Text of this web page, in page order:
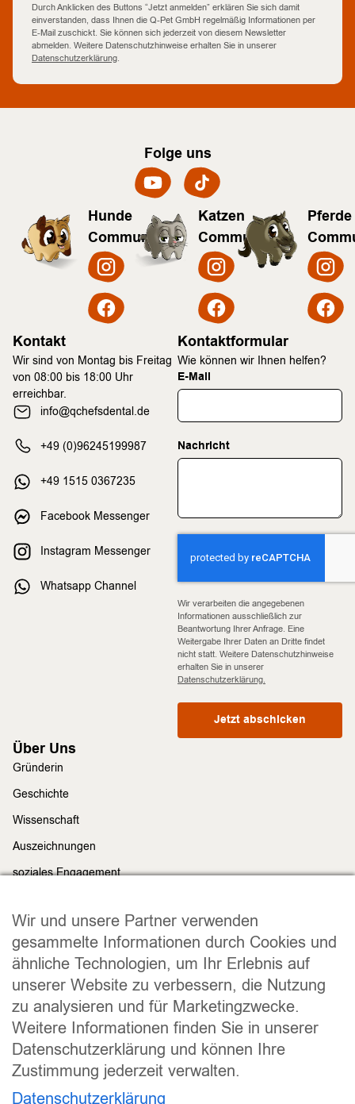
Durch Anklicken des Buttons “Jetzt anmelden” erklären Sie sich damit
einverstanden, dass Ihnen die Q-Pet GmbH regelmäßig Informationen per
E-Mail zuschickt. Sie können sich jederzeit von diesem Newsletter
abmelden. Weitere Datenschutzhinweise erhalten Sie in unserer
Datenschutzerklärung.
Folge uns
Hunde
Community
Katzen
Community
Pferde
Kontakt
Wir sind von Montag bis Freitag
von 08:00 bis 18:00 Uhr
erreichbar.
info@qchefsdental.de
+49 (0)96245199987
+49 1515 0367235
Facebook Messenger
Instagram Messenger
Whatsapp Channel
Kontaktformular
Wie können wir Ihnen helfen?
E-Mail
Nachricht
Wir verarbeiten die angegebenen
Informationen ausschließlich zur
Beantwortung Ihrer Anfrage. Eine
Weitergabe Ihrer Daten an Dritte findet
nicht statt. Weitere Datenschutzhinweise
erhalten Sie in unserer
Datenschutzerklärung.
Jetzt abschicken
Über Uns
Gründerin
Geschichte
Wissenschaft
Auszeichnungen
soziales Engagement
Rechtliches
Impressum
Datenschutz
Widerrufsrecht
Allgemeine Geschäftsbedingungen
Versand und Lieferung
Zahlungsweisen
Barrierefreiheitserklärung
Wir und unsere Partner verwenden
gesammelte Informationen durch Cookies und
ähnliche Technologien, um Ihr Erlebnis auf
unserer Website zu verbessern, die Nutzung
zu analysieren und für Marketingzwecke.
Weitere Informationen finden Sie in unserer
Datenschutzerklärung und können Ihre
Zustimmung jederzeit verwalten.
Datenschutzerklärung